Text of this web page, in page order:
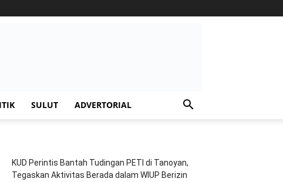
SULUT ADVERTORIAL
KUD Perintis Bantah Tudingan PETI di Tanoyan,
Tegaskan Aktivitas Berada dalam WIUP Berizin